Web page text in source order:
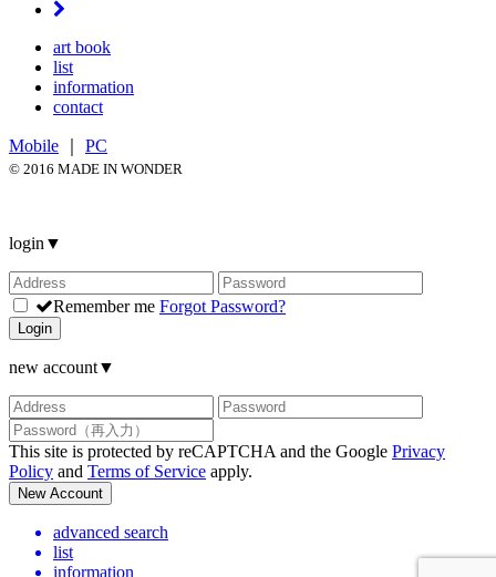
art book
list
information
contact
Mobile PC
© 2016 MADE IN WONDER
login ▼
Remember me Forgot Password?
Login
new account▼
This site is protected by reCAPTCHA and the Google Privacy
Policy and Terms of Service apply.
New Account
advanced search
list
information